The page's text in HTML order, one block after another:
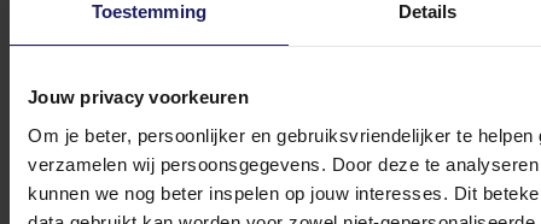
Toestemming Details
Jouw privacy voorkeuren
Om je beter, persoonlijker en gebruiksvriendelijker te
verzamelen wij persoonsgegevens. Door deze te
kunnen we nog beter inspelen op jouw interesses. Dit
0572 328 120